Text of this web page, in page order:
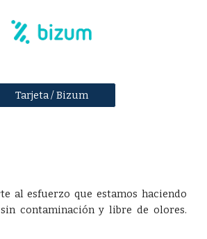
Tarjeta / Bizum
al esfuerzo que estamos haciendo
contaminación y libre de olores.